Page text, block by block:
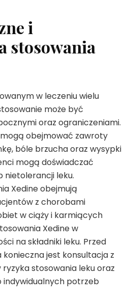
i
stosowania
w leczeniu wielu
może być
oraz ograniczeniami.
obejmować zawroty
bóle brzucha oraz wysypki
mogą doświadczać
nietolerancji leku.
Xedine obejmują
z chorobami
w ciąży i karmiących
Xedine w
na składniki leku. Przed
jest konsultacja z
stosowania leku oraz
indywidualnych potrzeb